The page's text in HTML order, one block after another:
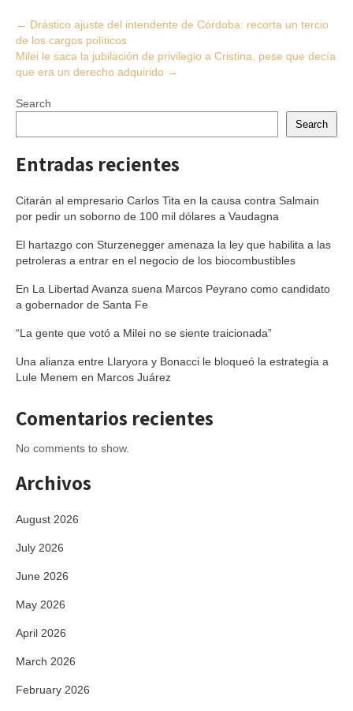
Post
navigation
← Drástico ajuste del intendente de Córdoba: recorta un tercio
de los cargos políticos
Milei le saca la jubilación de privilegio a Cristina, pese que decía
que era un derecho adquirido →
Search
Search
Entradas recientes
Citarán al empresario Carlos Tita en la causa contra Salmain
por pedir un soborno de 100 mil dólares a Vaudagna
El hartazgo con Sturzenegger amenaza la ley que habilita a las
petroleras a entrar en el negocio de los biocombustibles
En La Libertad Avanza suena Marcos Peyrano como candidato
a gobernador de Santa Fe
“La gente que votó a Milei no se siente traicionada”
Una alianza entre Llaryora y Bonacci le bloqueó la estrategia a
Lule Menem en Marcos Juárez
Comentarios recientes
No comments to show.
Archivos
August 2026
July 2026
June 2026
May 2026
April 2026
March 2026
February 2026